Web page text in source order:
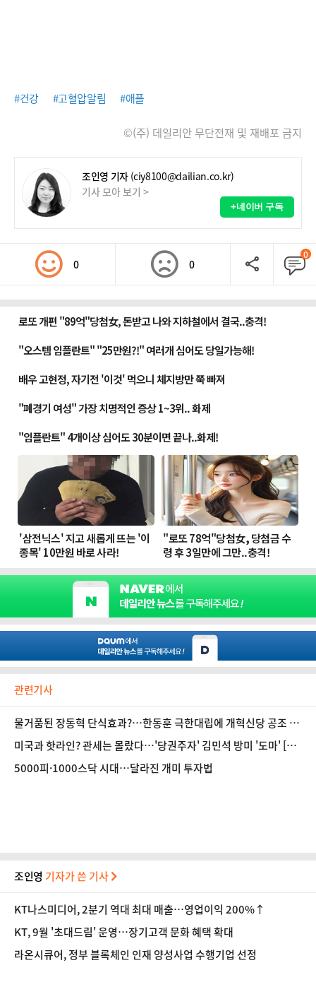
#건강 #고혈압알림 #애플
©(주) 데일리안 무단전재 및 재배포 금지
조인영 기자 (ciy8100@dailian.co.kr)
기사 모아 보기 >
+네이버 구독
0 0
0
관련기사
물거품된 장동혁 단식효과?…한동훈 극한대립에 개혁신당 공조 냉
각
미국과 핫라인? 관세는 몰랐다…'당권주자' 김민석 방미 '도마' [정
국 기상대]
5000피·1000스닥 시대…달라진 개미 투자법
조인영 기자가 쓴 기사
KT나스미디어, 2분기 역대 최대 매출…영업이익 200%↑
KT, 9월 '초대드림' 운영…장기고객 문화 혜택 확대
라온시큐어, 정부 블록체인 인재 양성사업 수행기업 선정